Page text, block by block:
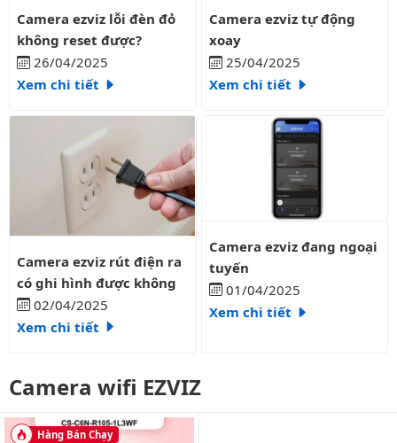
Camera ezviz lỗi đèn đỏ không reset được?
Camera ezviz lỗi đèn đỏ
không reset được?
26/04/2025
Xem chi tiết
Camera ezviz tự động xoay
Camera ezviz tự động
xoay
25/04/2025
Xem chi tiết
Camera ezviz rút điện ra có ghi hình được không
Camera ezviz rút điện ra
có ghi hình được không
02/04/2025
Xem chi tiết
Camera ezviz đang ngoại
tuyến
01/04/2025
Xem chi tiết
Camera wifi EZVIZ
Hàng Bán Chạy